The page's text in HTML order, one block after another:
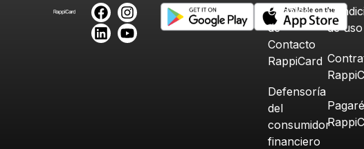
Canales
de
Contacto
RappiCard
Defensoría
del
consumidor
financiero
de uso
Pagaré